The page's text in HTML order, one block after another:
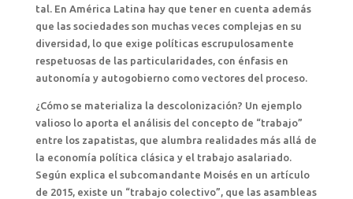
tal. En América Latina hay que tener en cuenta además
que las sociedades son muchas veces complejas en su
diversidad, lo que exige políticas escrupulosamente
respetuosas de las particularidades, con énfasis en
autonomía y autogobierno como vectores del proceso.
¿Cómo se materializa la descolonización? Un ejemplo
valioso lo aporta el análisis del concepto de “trabajo”
entre los zapatistas, que alumbra realidades más allá de
la economía política clásica y el trabajo asalariado.
Según explica el subcomandante Moisés en un artículo
de 2015, existe un “trabajo colectivo”, que las asambleas